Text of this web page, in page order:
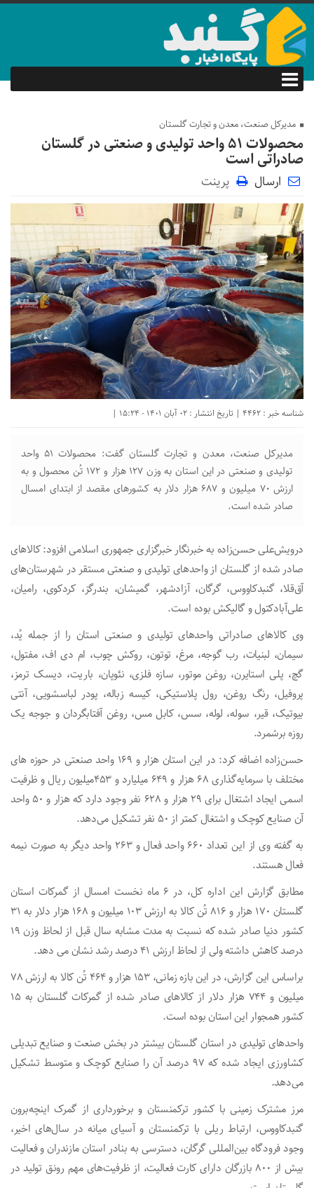
مدیرکل صنعت، معدن و تجارت گلستان
محصولات ۵۱ واحد تولیدی و صنعتی در گلستان
صادراتی است
ارسال پرینت
شناسه خبر : 4462 | تاریخ انتشار : 02 آبان 1401 - 15:24 |
مدیرکل صنعت، معدن و تجارت گلستان گفت: محصولات ۵۱ واحد
تولیدی و صنعتی در این استان به وزن ۱۲۷ هزار و ۱۷۲ تُن محصول و به
ارزش ۷۰ میلیون و ۶۸۷ هزار دلار به کشورهای مقصد از ابتدای امسال
صادر شده است.
درویش‌علی حسن‌زاده به خبرنگار خبرگزاری جمهوری اسلامی افزود: کالاهای
صادر شده از گلستان از واحدهای تولیدی و صنعتی مستقر در شهرستان‌های
آق‌قلا، گنبدکاووس، گرگان، آزادشهر، گمیشان، بندرگز، کردکوی، رامیان،
علی‌آبادکتول و گالیکش بوده است.
وی کالاهای صادراتی واحدهای تولیدی و صنعتی استان را از جمله یُد،
سیمان، لبنیات، رب گوجه، مرغ، توتون، روکش چوب، ام دی اف، مفتول،
گچ، پلی استایرن، روغن موتور، سازه فلزی، نئوپان، باریت، دیسک ترمز،
پروفیل، رنگ روغن، رول پلاستیکی، کیسه زباله، پودر لباسشویی، آنتی
بیوتیک، قیر، سوله، لوله، سس، کابل مس، روغن آفتابگردان و جوجه یک
روزه برشمرد.
حسن‌زاده اضافه کرد: در این استان هزار و ۱۶۹ واحد صنعتی در حوزه های
مختلف با سرمایه‌گذاری ۶۸ هزار و ۶۴۹ میلیارد و ۴۵۳میلیون ریال و ظرفیت
اسمی ایجاد اشتغال برای ۲۹ هزار و ۶۲۸ نفر وجود دارد که هزار و ۵۰ واحد
آن صنایع کوچک و اشتغال کمتر از ۵۰ نفر تشکیل می‌دهد.
به گفته وی از این تعداد ۶۶۰ واحد فعال و ۲۶۳ واحد دیگر به صورت نیمه
فعال هستند.
مطابق گزارش این اداره کل، در ۶ ماه نخست امسال از گمرکات استان
گلستان ۱۷۰ هزار و ۸۱۶ تُن کالا به ارزش ۱۰۳ میلیون و ۱۶۸ هزار دلار به ۳۱
کشور دنیا صادر شده که نسبت به مدت مشابه سال قبل از لحاظ وزن ۱۹
درصد کاهش داشته ولی از لحاظ ارزش ۴۱ درصد رشد نشان می دهد.
براساس این گزارش، در این بازه زمانی، ۱۵۳ هزار و ۴۶۴ تُن کالا به ارزش ۷۸
میلیون و ۷۴۴ هزار دلار از کالاهای صادر شده از گمرکات گلستان به ۱۵
کشور همجوار این استان بوده است.
واحدهای تولیدی در استان گلستان بیشتر در بخش صنعت و صنایع تبدیلی
کشاورزی ایجاد شده که ۹۷ درصد آن را صنایع کوچک و متوسط تشکیل
می‌دهد.
مرز مشترک زمینی با کشور ترکمنستان و برخورداری از گمرک اینچه‌برون
گنبدکاووس، ارتباط ریلی با ترکمنستان و آسیای میانه در سال‌های اخیر،
وجود فرودگاه بین‌المللی گرگان، دسترسی به بنادر استان مازندران و فعالیت
بیش از ۸۰۰ بازرگان دارای کارت فعالیت، از ظرفیت‌های مهم رونق تولید در